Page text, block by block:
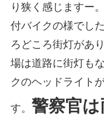
り狭く感じますー
付バイクの様でし
ろどころ街灯があ
場は道路に街灯も
クのヘッドライト
す。 警察官